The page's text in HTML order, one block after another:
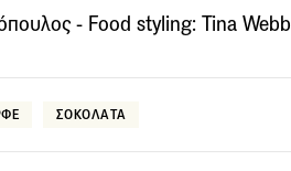
- Food styling: Tina Webb
ΣΟΚΟΛΑΤΑ